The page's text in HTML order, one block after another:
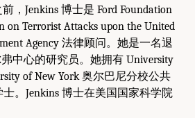
，Jenkins 博士是 Ford Foundation
on Terrorist Attacks upon the United
Agency 法律顾问。她是一名退
中心的研究员。她拥有 University
of New York 奥尔巴尼分校公共
士。Jenkins 博士在美国国家科学院